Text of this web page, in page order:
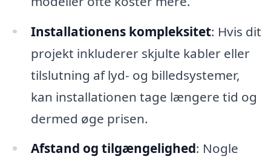
Installationens kompleksitet: Hvis dit
projekt inkluderer skjulte kabler eller
tilslutning af lyd- og billedsystemer,
kan installationen tage længere tid og
dermed øge prisen.
Afstand og tilgængelighed: Nogle